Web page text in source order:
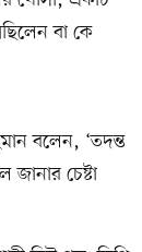
বা কে
বলেন, ‘তদন্ত
চেষ্টা